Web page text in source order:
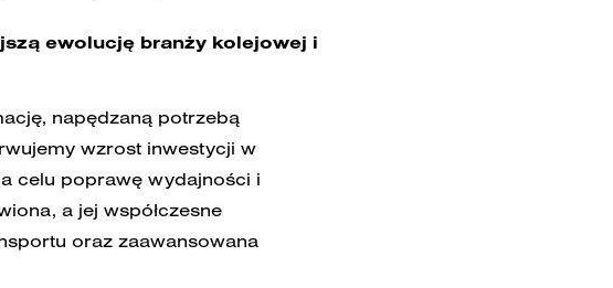
ewolucję branży kolejowej i
napędzaną potrzebą
wzrost inwestycji w
celu poprawę wydajności i
a jej współczesne
oraz zaawansowana